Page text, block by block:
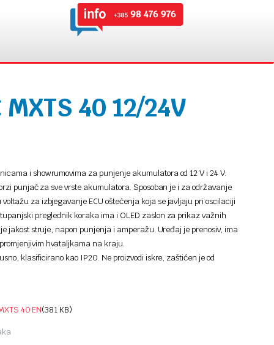
MXTS 40 12/24V
i showrumovima za punjenje akumulatora od 12 V i 24 V.
punjač za sve vrste akumulatora. Sposoban je i za održavanje
za izbjegavanje ECU oštećenja koja se javljaju pri oscilaciji
preglednik koraka ima i OLED zaslon za prikaz važnih
jakost struje, napon punjenja i amperažu. Uređaj je prenosiv, ima
hvataljkama na kraju.
klasificirano kao IP20. Ne proizvodi iskre, zaštićen je od
40 EN(381 KB)